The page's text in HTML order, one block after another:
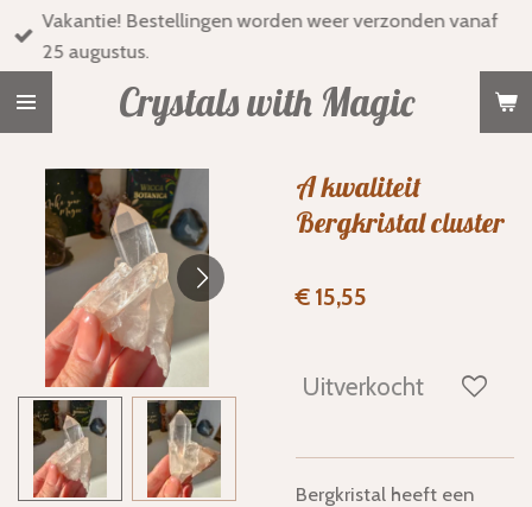
Ga
direct
Crystals with Magic
Vakantie! Bestellingen worden weer verzonden vanaf
25 augustus.
A kwaliteit
Bergkristal cluster
€ 15,55
Uitverkocht
Bergkristal heeft een